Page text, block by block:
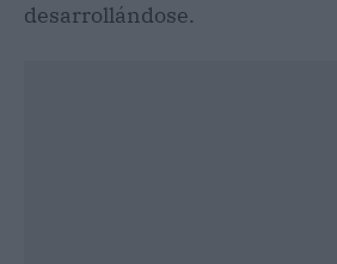
desarrollándose.